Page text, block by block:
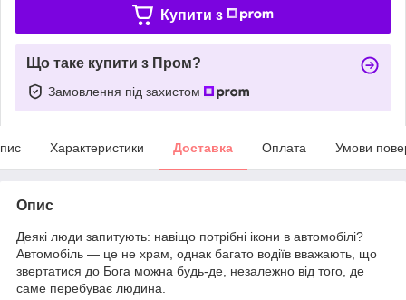
Купити з
Що таке купити з Пром?
Замовлення під захистом
Характеристики Доставка Оплата Умови
Опис
Деякі люди запитують: навіщо потрібні ікони в автомобілі?
Автомобіль — це не храм, однак багато водіїв вважають, що
звертатися до Бога можна будь-де, незалежно від того, де
саме перебуває людина.